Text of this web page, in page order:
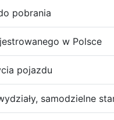
pobrania
w Polsce
pojazdu
samodzielne